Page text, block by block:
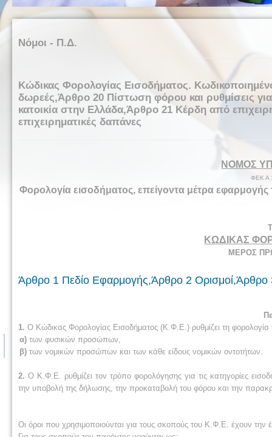
Νόμοι - Π.Δ.
Κώδικας Φορολογίας Εισοδήματος.
δωρεές,Άρθρο 20 Πίστωση φόρου και ρυθμίσεις
κατοικία στην Ελλάδα,Άρθρο 21 Κέρδη από
επιχειρηματικές δαπάνες
ΝΟΜΟΣ
ΦΕΚ Α
Φορολογία εισοδήματος, επείγοντα μέτρα εφαρμογής
ΚΩΔΙΚΑΣ
ΜΕΡΟΣ
Άρθρο 1 Πεδίο Εφαρμογής,Άρθρο 2 Ορισμοί,Άρθρο
1. Ο Κώδικας Φορολογίας Εισοδήματος (Κ.Φ.Ε.) ρυθμίζει τη φορολογία
α) των φυσικών προσώπων,
β) των νομικών προσώπων και των κάθε είδους νομικών οντοτήτων.
2. Ο Κ.Φ.Ε. ρυθμίζει τον τρόπο φορολόγησης για τις κατηγορίες
την υποβολή της δήλωσης, την προκαταβολή του φόρου και την
Οι όροι που χρησιμοποιούνται για τους σκοπούς του Κ.Φ.Ε. έχουν την